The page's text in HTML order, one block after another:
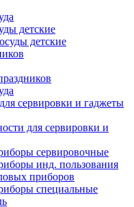
детские
детские
сервировки и гаджеты
для сервировки и
сервировочные
инд. пользования
приборов
специальные